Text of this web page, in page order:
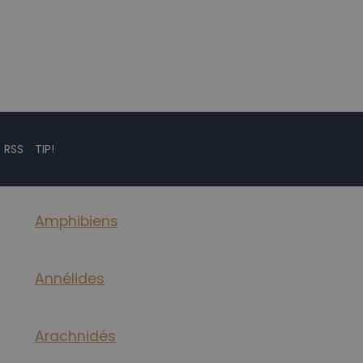
RSS TIP!
Amphibiens
Annélides
Arachnidés